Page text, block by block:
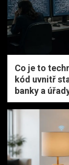
Co je to
kód uvnitř
banky a